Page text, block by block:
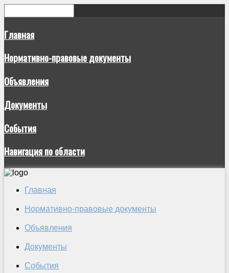
Главная
Нормативно-правовые документы
Объявления
Документы
События
Навигация по области
Главная
Нормативно-правовые документы
Объявления
Документы
События